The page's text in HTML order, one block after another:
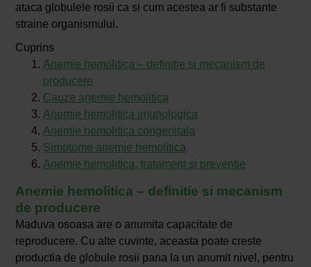
ataca globulele rosii ca si cum acestea ar fi substante
straine organismului.
Cuprins
Anemie hemolitica – definitie si mecanism de
producere
Cauze anemie hemolitica
Anemie hemolitica imunologica
Anemie hemolitica congenitala
Simptome anemie hemolitica
Anemie hemolitica, tratament si preventie
Anemie hemolitica – definitie si mecanism
de producere
Maduva osoasa are o anumita capacitate de
reproducere. Cu alte cuvinte, aceasta poate creste
productia de globule rosii pana la un anumit nivel, pentru